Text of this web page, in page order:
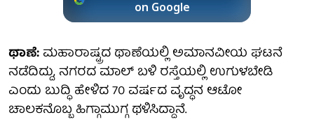
on Google
ಥಾಣೆ:ಮಹಾರಾಷ್ಟ್ರದ ಥಾಣೆಯಲ್ಲಿ ಅಮಾನವೀಯ ಘಟನೆ
ನಡೆದಿದ್ದು, ನಗರದ ಮಾಲ್ ಬಳಿ ರಸ್ತೆಯಲ್ಲಿ ಉಗುಳಬೇಡಿ
ಎಂದು ಬುದ್ಧಿ ಹೇಳಿದ 70 ವರ್ಷದ ವೃದ್ಧನ ಆಟೋ
ಚಾಲಕನೊಬ್ಬ ಹಿಗ್ಗಾಮುಗ್ಗ ಥಳಿಸಿದ್ದಾನೆ.